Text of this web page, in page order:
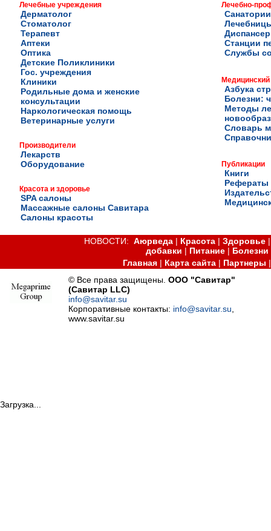
Лечебные учреждения
Дерматолог
Стоматолог
Терапевт
Аптеки
Оптика
Детские Поликлиники
Гос. учреждения
Клиники
Родильные дома и женские
консультации
Наркологическая помощь
Ветеринарные услуги
Производители
Лекарств
Оборудование
Красота и здоровье
SPA салоны
Массажные салоны Савитара
Салоны красоты
Лечебно-
Станции
Службы
Медицинский
Азбука
Болезни:
Методы
Словарь
Публикации
Книги
Рефераты
НОВОСТИ:Аюрведа | Красота |Здоровье
добавки | Питание| Болезни
Главная| Карта сайта| Партнеры
© Все права защищены.ООО "Савитар"
(Савитар LLC)
info@savitar.su
Корпоративные контакты: info@savitar.su
www.savitar.su
Загрузка...